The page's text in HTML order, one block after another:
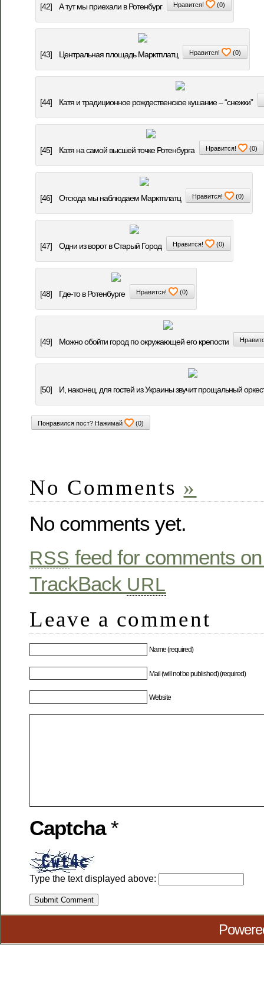
[42] А тут мы приехали в Ротенбург Нравится! (0)
[43] Центральная площадь Марктплатц Нравится! (0)
[44] Катя и традиционное рождественское кушание – “снежки”
[45] Катя на самой высшей точке Ротенбурга Нравится! (0)
[46] Отсюда мы наблюдаем Марктплатц Нравится! (0)
[47] Одни из ворот в Старый Город Нравится! (0)
[48] Где-то в Ротенбурге Нравится! (0)
[49] Можно обойти город по окружающей его крепости
[50] И, наконец, для гостей из Украины звучит прощальный
Понравился пост? Нажимай (0)
No Comments »
No comments yet.
RSS feed for comments
TrackBack URL
Leave a comment
Name (required)
Mail (will not be published) (required)
Website
Captcha*
Type the text displayed above: